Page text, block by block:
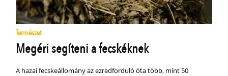
Természet
Megéri segíteni a fecskéknek
A hazai fecskeállomány az ezredforduló óta több, mint 50